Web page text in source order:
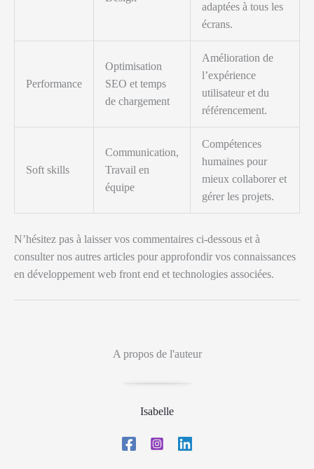
adaptées à tous les
écrans.
Performance
Optimisation
SEO et temps
de chargement
Amélioration de
l’expérience
utilisateur et du
référencement.
Soft skills
Communication,
Travail en
équipe
Compétences
humaines pour
mieux collaborer et
gérer les projets.
N’hésitez pas à laisser vos commentaires ci-dessous et à
consulter nos autres articles pour approfondir vos connaissances
en développement web front end et technologies associées.
A propos de l'auteur
Isabelle